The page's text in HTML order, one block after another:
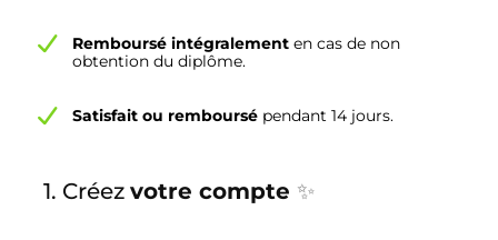
Remboursé intégralement en cas de non
obtention du diplôme.
Satisfait ou remboursé pendant 14 jours.
1. Créez votre compte ✨